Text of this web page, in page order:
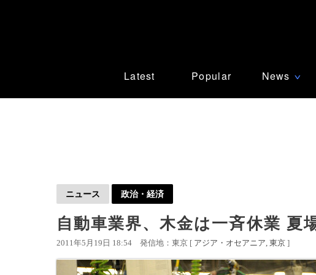
Latest Popular News ∨
ニュース 政治・経済
自動車業界、木金は一斉休業 夏
2011年5月19日 18:54 発信地：東京 [ アジア・オセアニア 東京 ]